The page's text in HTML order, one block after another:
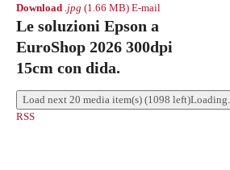
Download .jpg (1.66 MB) E-mail
Le soluzioni Epson a
EuroShop 2026 300dpi
15cm con dida.
Load next 20 media item(s) (1098 left)Loading...
RSS